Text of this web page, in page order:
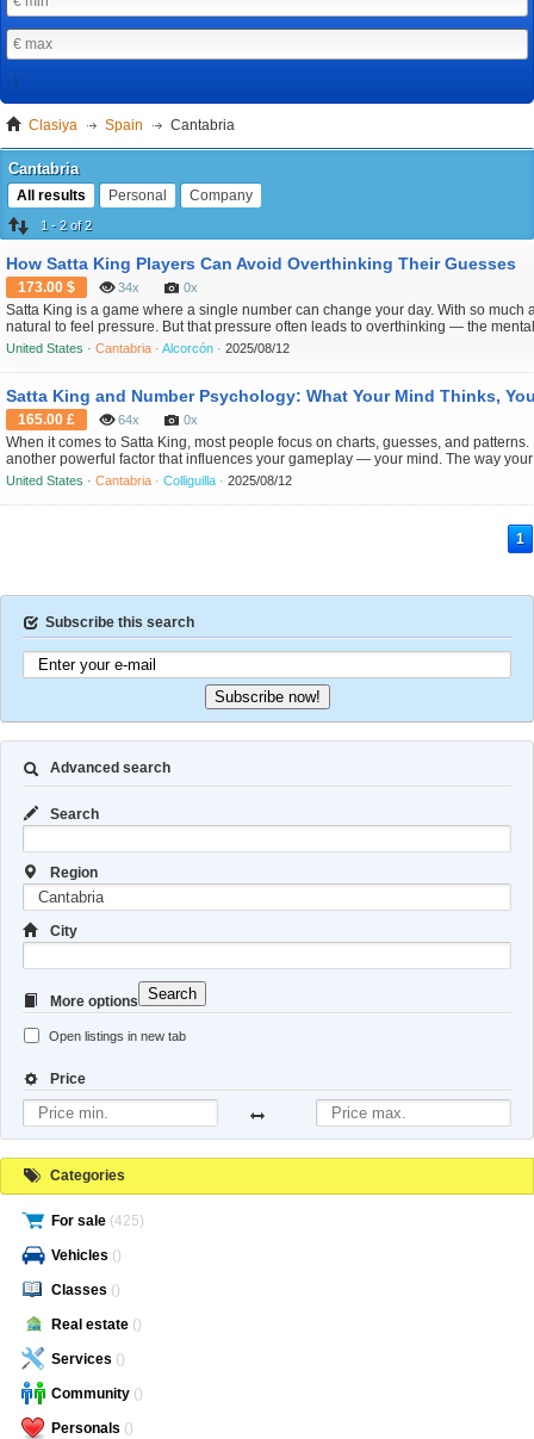
Clasiya Spain Cantabria
Cantabria
All results Personal Company
1 - 2 of 2
How Satta King Players Can Avoid Overthinking Their Guesses
173.00 $ 34x 0x
Satta King is a game where a single number can change your day. With so much
natural to feel pressure. But that pressure often leads to overthinking — the
causes many players to second-guess their strategies, change their number at
United States ·Cantabria ·Alcorcón ·2025/08/12
165.00 £ 64x 0x
When it comes to Satta King, most people focus on charts, guesses, and patterns.
another powerful factor that influences your gameplay — your mind. The way
reacts to numbers, the feelings you attach to them, and how your habits shape
all affect the numbers you pick. In this article, we explore the psychology of n...
United States ·Cantabria ·Colliguilla ·2025/08/12
1
Subscribe this search
Subscribe now!
Advanced search
Search
Region
City
More options
Open listings in new tab
Price
Search
Categories
For sale (425)
Vehicles ()
Classes ()
Real estate ()
Services ()
Community ()
Personals ()